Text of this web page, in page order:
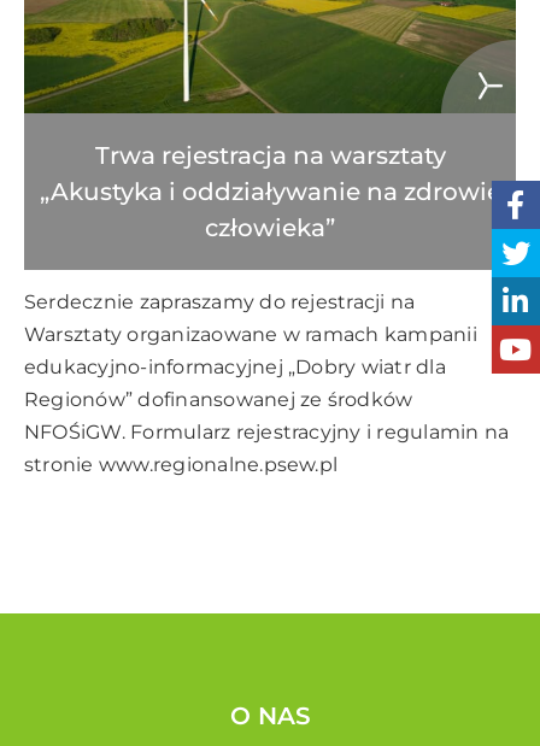
Trwa rejestracja na warsztaty
„Akustyka i oddziaływanie na zdrowie
człowieka”
Serdecznie zapraszamy do rejestracji na
Warsztaty organizaowane w ramach kampanii
edukacyjno-informacyjnej „Dobry wiatr dla
Regionów” dofinansowanej ze środków
NFOŚiGW. Formularz rejestracyjny i regulamin na
stronie www.regionalne.psew.pl
O NAS